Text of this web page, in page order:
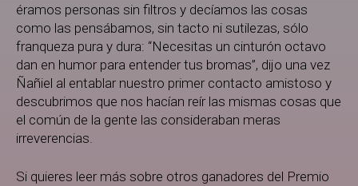
éramos personas sin filtros y decíamos las cosas
como las pensábamos, sin tacto ni sutilezas, sólo
franqueza pura y dura: “Necesitas un cinturón octavo
dan en humor para entender tus bromas”, dijo una vez
Ñañiel al entablar nuestro primer contacto amistoso y
descubrimos que nos hacían reír las mismas cosas que
el común de la gente las consideraban meras
irreverencias.
Si quieres leer más sobre otros ganadores del Premio